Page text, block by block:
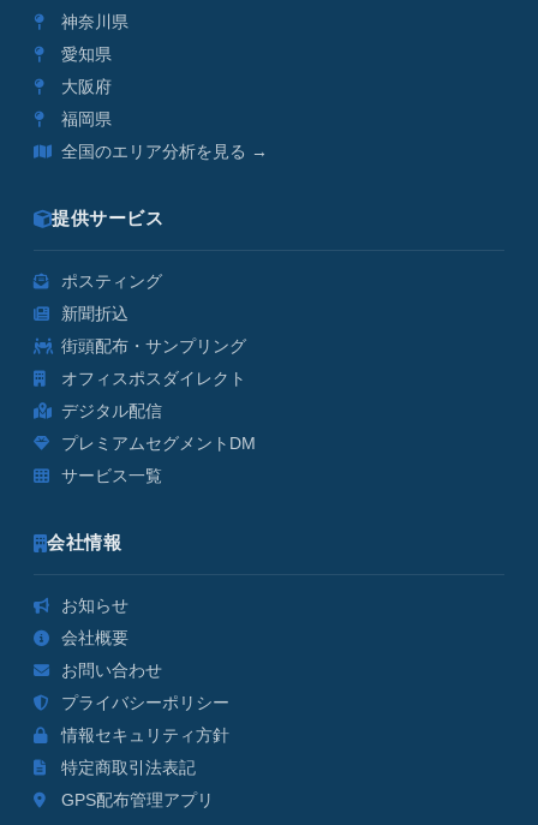
神奈川県
愛知県
大阪府
福岡県
全国のエリア分析を見る →
提供サービス
ポスティング
新聞折込
街頭配布・サンプリング
オフィスポスダイレクト
デジタル配信
プレミアムセグメントDM
サービス一覧
会社情報
お知らせ
会社概要
お問い合わせ
プライバシーポリシー
情報セキュリティ方針
特定商取引法表記
GPS配布管理アプリ